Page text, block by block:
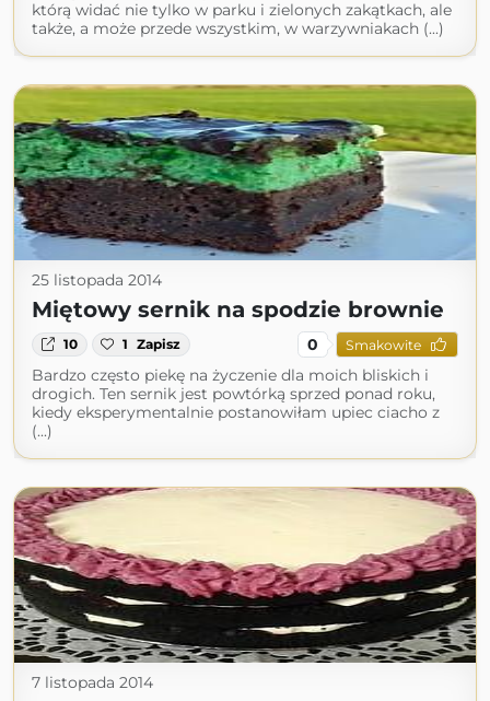
którą widać nie tylko w parku i zielonych zakątkach, ale
także, a może przede wszystkim, w warzywniakach (...)
25 listopada 2014
Miętowy sernik na spodzie brownie
10 1 Zapisz 0 Smakowite
Bardzo często piekę na życzenie dla moich bliskich i
drogich. Ten sernik jest powtórką sprzed ponad roku,
kiedy eksperymentalnie postanowiłam upiec ciacho z
(...)
7 listopada 2014